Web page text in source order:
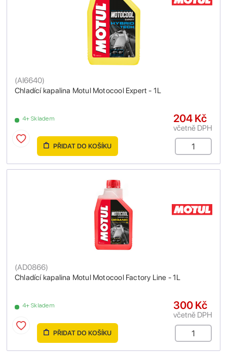
Chladící kapalina Motul Motocool Expert - 1L
(AI6640)
4+ Skladem 204 Kč
včetně DPH
PŘIDAT DO KOŠÍKU
Chladící kapalina Motul Motocool Factory Line - 1L
(AD0866)
4+ Skladem 300 Kč
včetně DPH
PŘIDAT DO KOŠÍKU